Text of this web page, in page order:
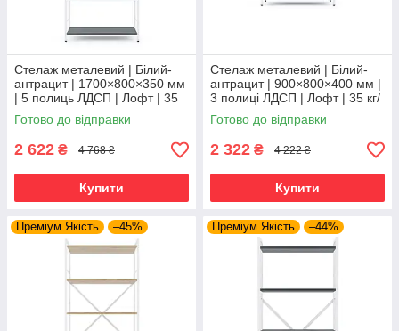
Стелаж металевий | Білий-
антрацит | 1700×800×350 мм
| 5 полиць ЛДСП | Лофт | 35
кг/полицю | для дому, офісу
та вітальні
Готово до відправки
2 622 ₴ 4 768 ₴
Купити
Стелаж металевий | Білий-
антрацит | 900×800×400 мм |
3 полиці ЛДСП | Лофт | 35 кг/
полицю | для дому, офісу та
вітальні
Готово до відправки
2 322 ₴ 4 222 ₴
Купити
Преміум Якість –45% Преміум Якість –44%